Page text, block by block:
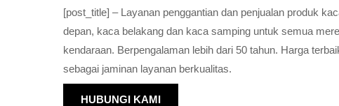
[post_title] – Layanan penggantian dan penjualan produk
depan, kaca belakang dan kaca samping untuk semua
kendaraan. Berpengalaman lebih dari 50 tahun. Harga
sebagai jaminan layanan berkualitas.
HUBUNGI KAMI